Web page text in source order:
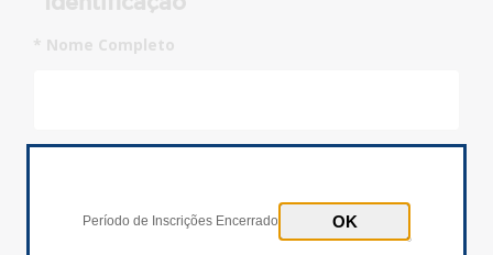
* Nome Completo
* Documento
Período de Inscrições Encerrado